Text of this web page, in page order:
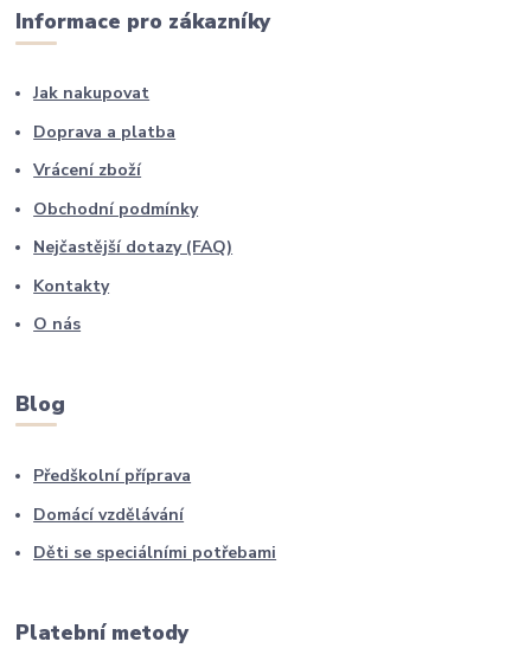
Informace pro zákazníky
Jak nakupovat
Doprava a platba
Vrácení zboží
Obchodní podmínky
Nejčastější dotazy (FAQ)
Kontakty
O nás
Blog
Předškolní příprava
Domácí vzdělávání
Děti se speciálními potřebami
Platební metody